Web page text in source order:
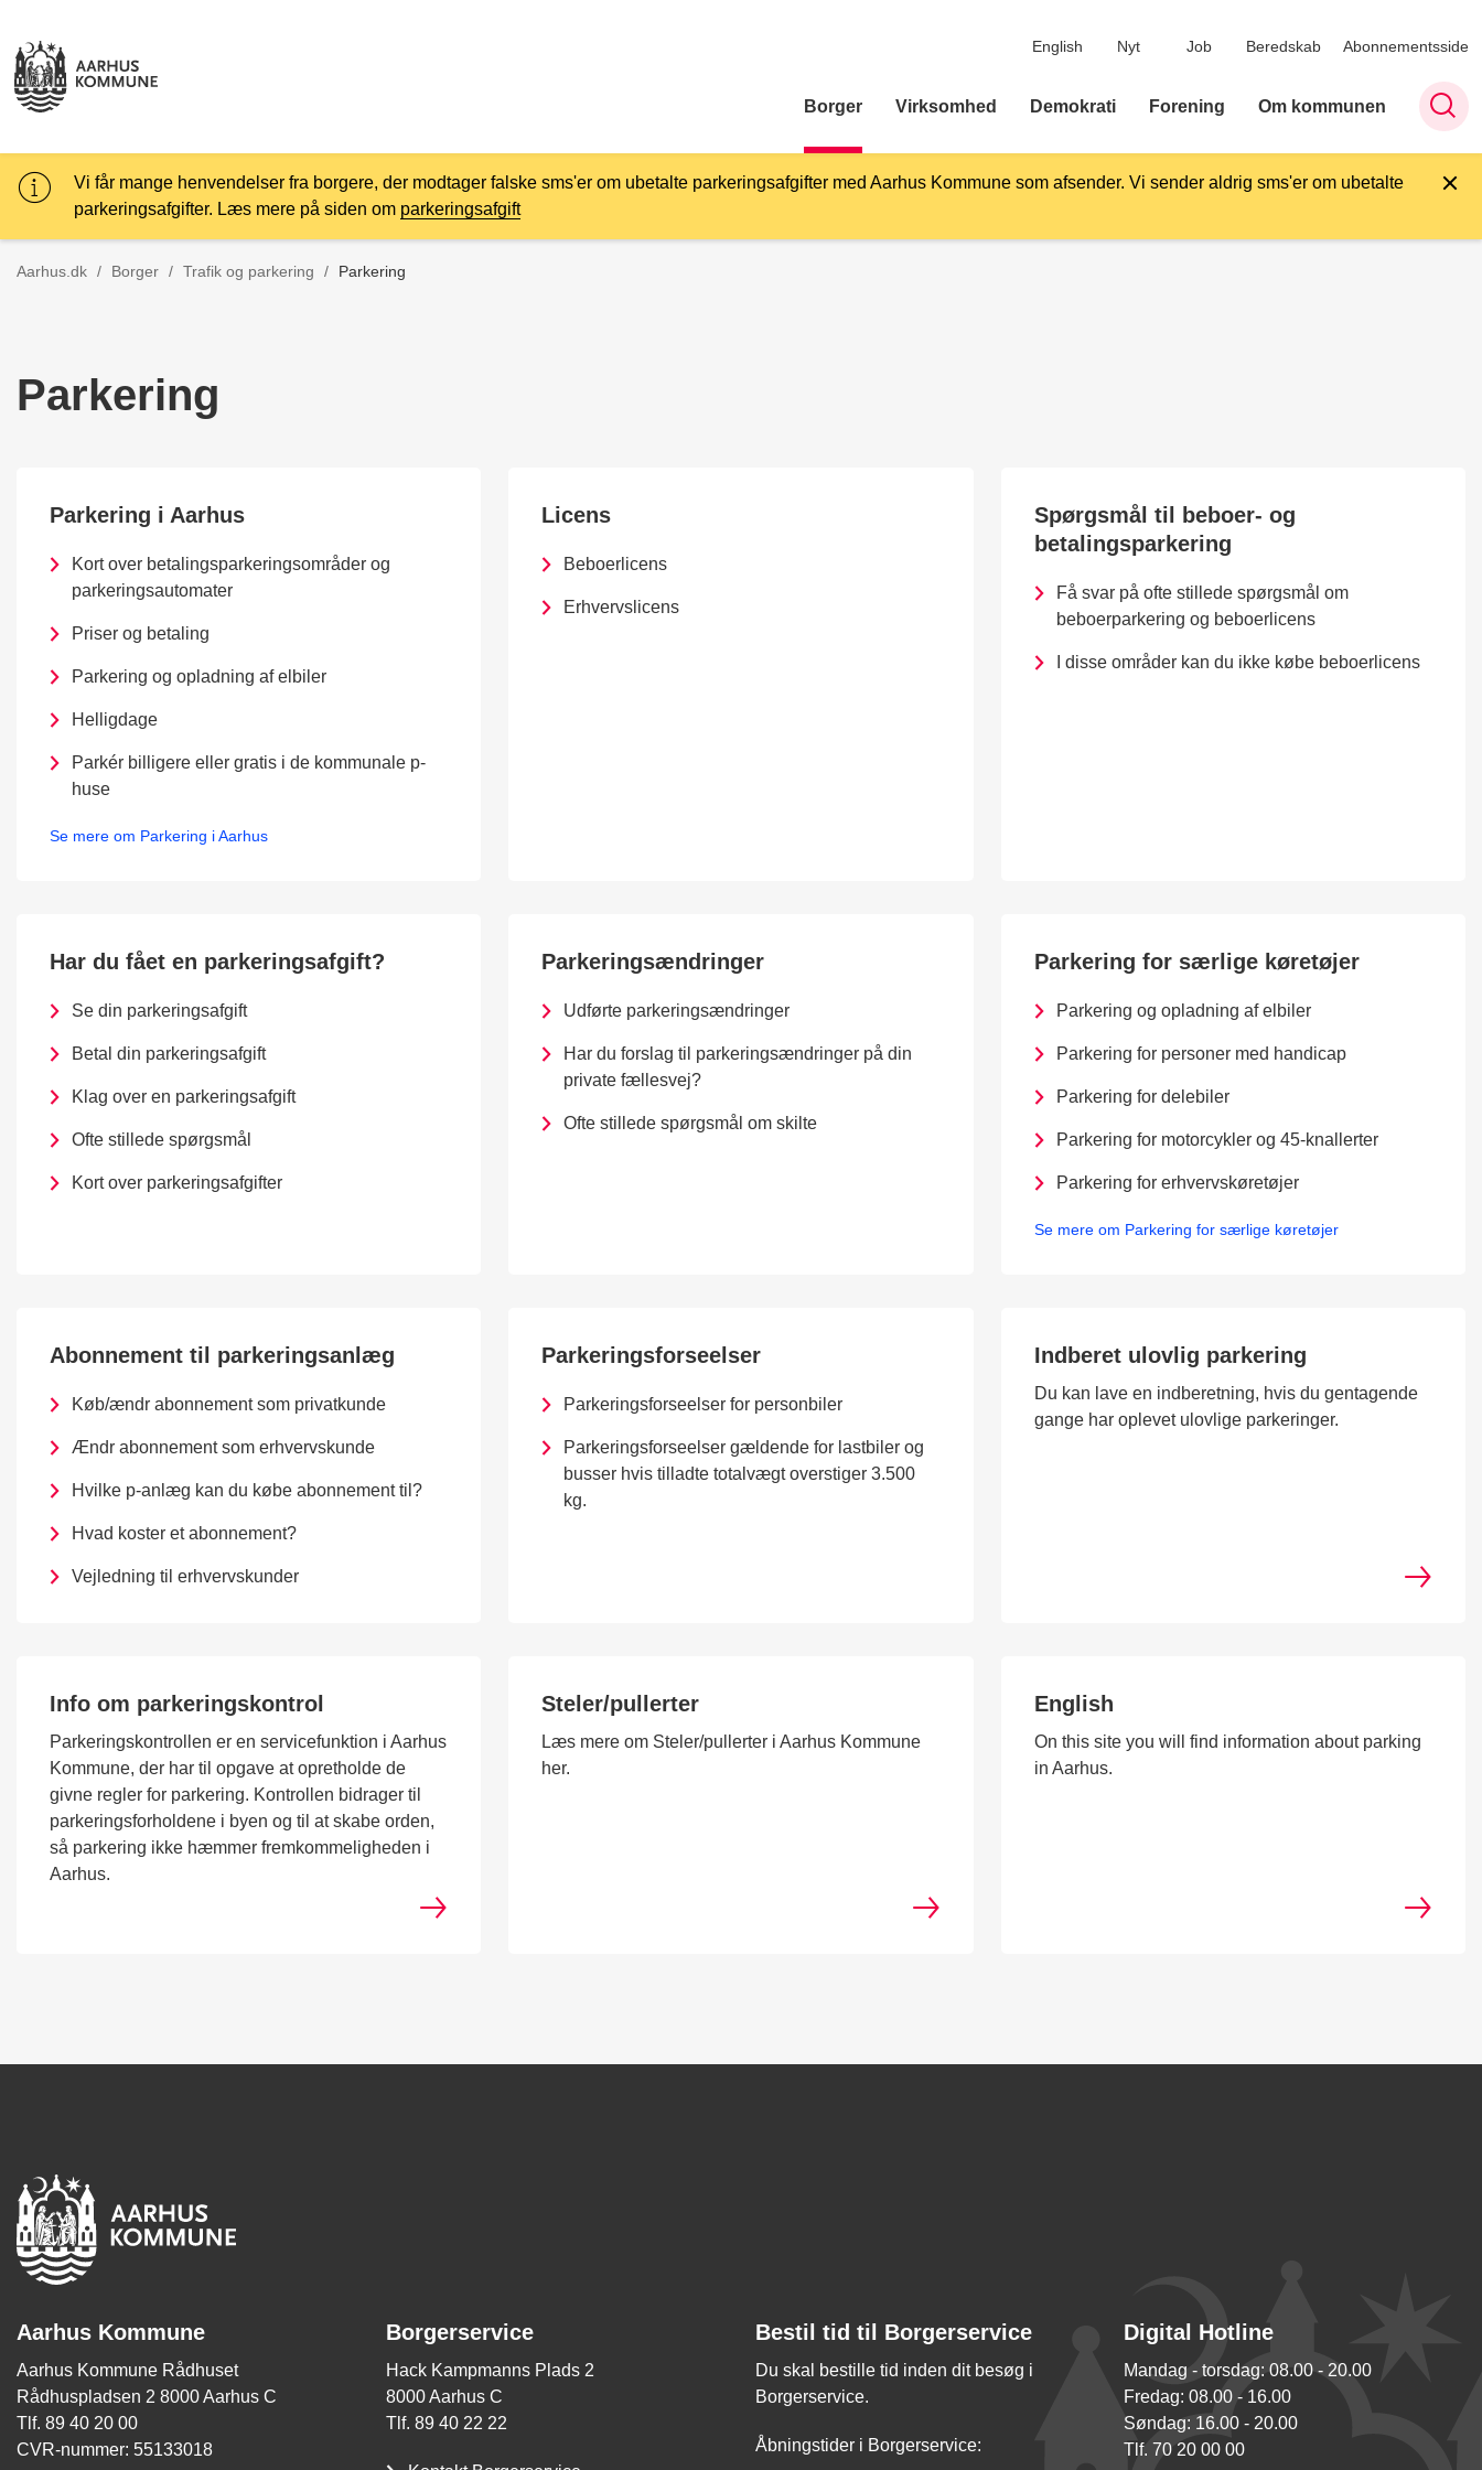
English Nyt Job Beredskab Abonnementsside
Borger Virksomhed Demokrati Forening Om kommunen
Vi får mange henvendelser fra borgere, der modtager falske sms'er om ubetalte parkeringsafgifter med Aarhus Kommune som afsender. Vi sender aldrig sms'er om ubetalte
parkeringsafgifter. Læs mere på siden om parkeringsafgift
Aarhus.dk / Borger / Tilbage til
Trafik og parkering / Parkering
Parkering
Parkering i Aarhus
Kort over betalingsparkeringsområder og
parkeringsautomater
Priser og betaling
Parkering og opladning af elbiler
Helligdage
Parkér billigere eller gratis i de kommunale p-
huse
Se mere om Parkering i Aarhus
Licens
Beboerlicens
Erhvervslicens
Spørgsmål til beboer- og
betalingsparkering
Få svar på ofte stillede spørgsmål om
beboerparkering og beboerlicens
I disse områder kan du ikke købe beboerlicens
Har du fået en parkeringsafgift?
Se din parkeringsafgift
Betal din parkeringsafgift
Klag over en parkeringsafgift
Ofte stillede spørgsmål
Kort over parkeringsafgifter
Parkeringsændringer
Udførte parkeringsændringer
Har du forslag til parkeringsændringer på din
private fællesvej?
Ofte stillede spørgsmål om skilte
Parkering for særlige køretøjer
Parkering og opladning af elbiler
Parkering for personer med handicap
Parkering for delebiler
Parkering for motorcykler og 45-knallerter
Parkering for erhvervskøretøjer
Se mere om Parkering for særlige køretøjer
Abonnement til parkeringsanlæg
Køb/ændr abonnement som privatkunde
Ændr abonnement som erhvervskunde
Hvilke p-anlæg kan du købe abonnement til?
Hvad koster et abonnement?
Vejledning til erhvervskunder
Parkeringsforseelser
Parkeringsforseelser for personbiler
Parkeringsforseelser gældende for lastbiler og
busser hvis tilladte totalvægt overstiger 3.500
kg.
Indberet ulovlig parkering
Du kan lave en indberetning, hvis du gentagende
gange har oplevet ulovlige parkeringer.
Info om parkeringskontrol
Parkeringskontrollen er en servicefunktion i Aarhus
Kommune, der har til opgave at opretholde de
givne regler for parkering. Kontrollen bidrager til
parkeringsforholdene i byen og til at skabe orden,
så parkering ikke hæmmer fremkommeligheden i
Aarhus.
Steler/pullerter
Læs mere om Steler/pullerter i Aarhus Kommune
her.
English
On this site you will find information about parking
in Aarhus.
Aarhus Kommune
Aarhus Kommune Rådhuset
Rådhuspladsen 2 8000 Aarhus C
Tlf. 89 40 20 00
CVR-nummer: 55133018
Borgerservice
Hack Kampmanns Plads 2
8000 Aarhus C
Tlf. 89 40 22 22
Bestil tid til Borgerservice
Du skal bestille tid inden dit besøg i
Borgerservice.
Åbningstider i Borgerservice:
Digital Hotline
Mandag - torsdag: 08.00 - 20.00
Fredag: 08.00 - 16.00
Søndag: 16.00 - 20.00
Tlf. 70 20 00 00